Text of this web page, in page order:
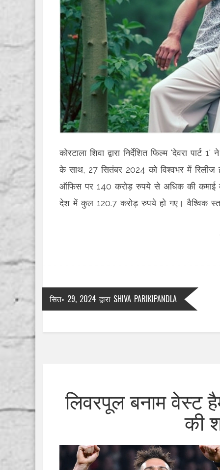
कोरटाला शिवा द्वारा निर्देशित फिल्म 'देवरा
के साथ, 27 सितंबर 2024 को विश्वभर में रिलीज
ऑफिस पर 140 करोड़ रुपये से अधिक की कमाई
देश में कुल 120.7 करोड़ रुपये हो गए। वैश्विक
सित॰ 29, 2024 द्वारा SHIVA PARIKIPANDLA
लिवरपूल बनाम वेस्ट
की